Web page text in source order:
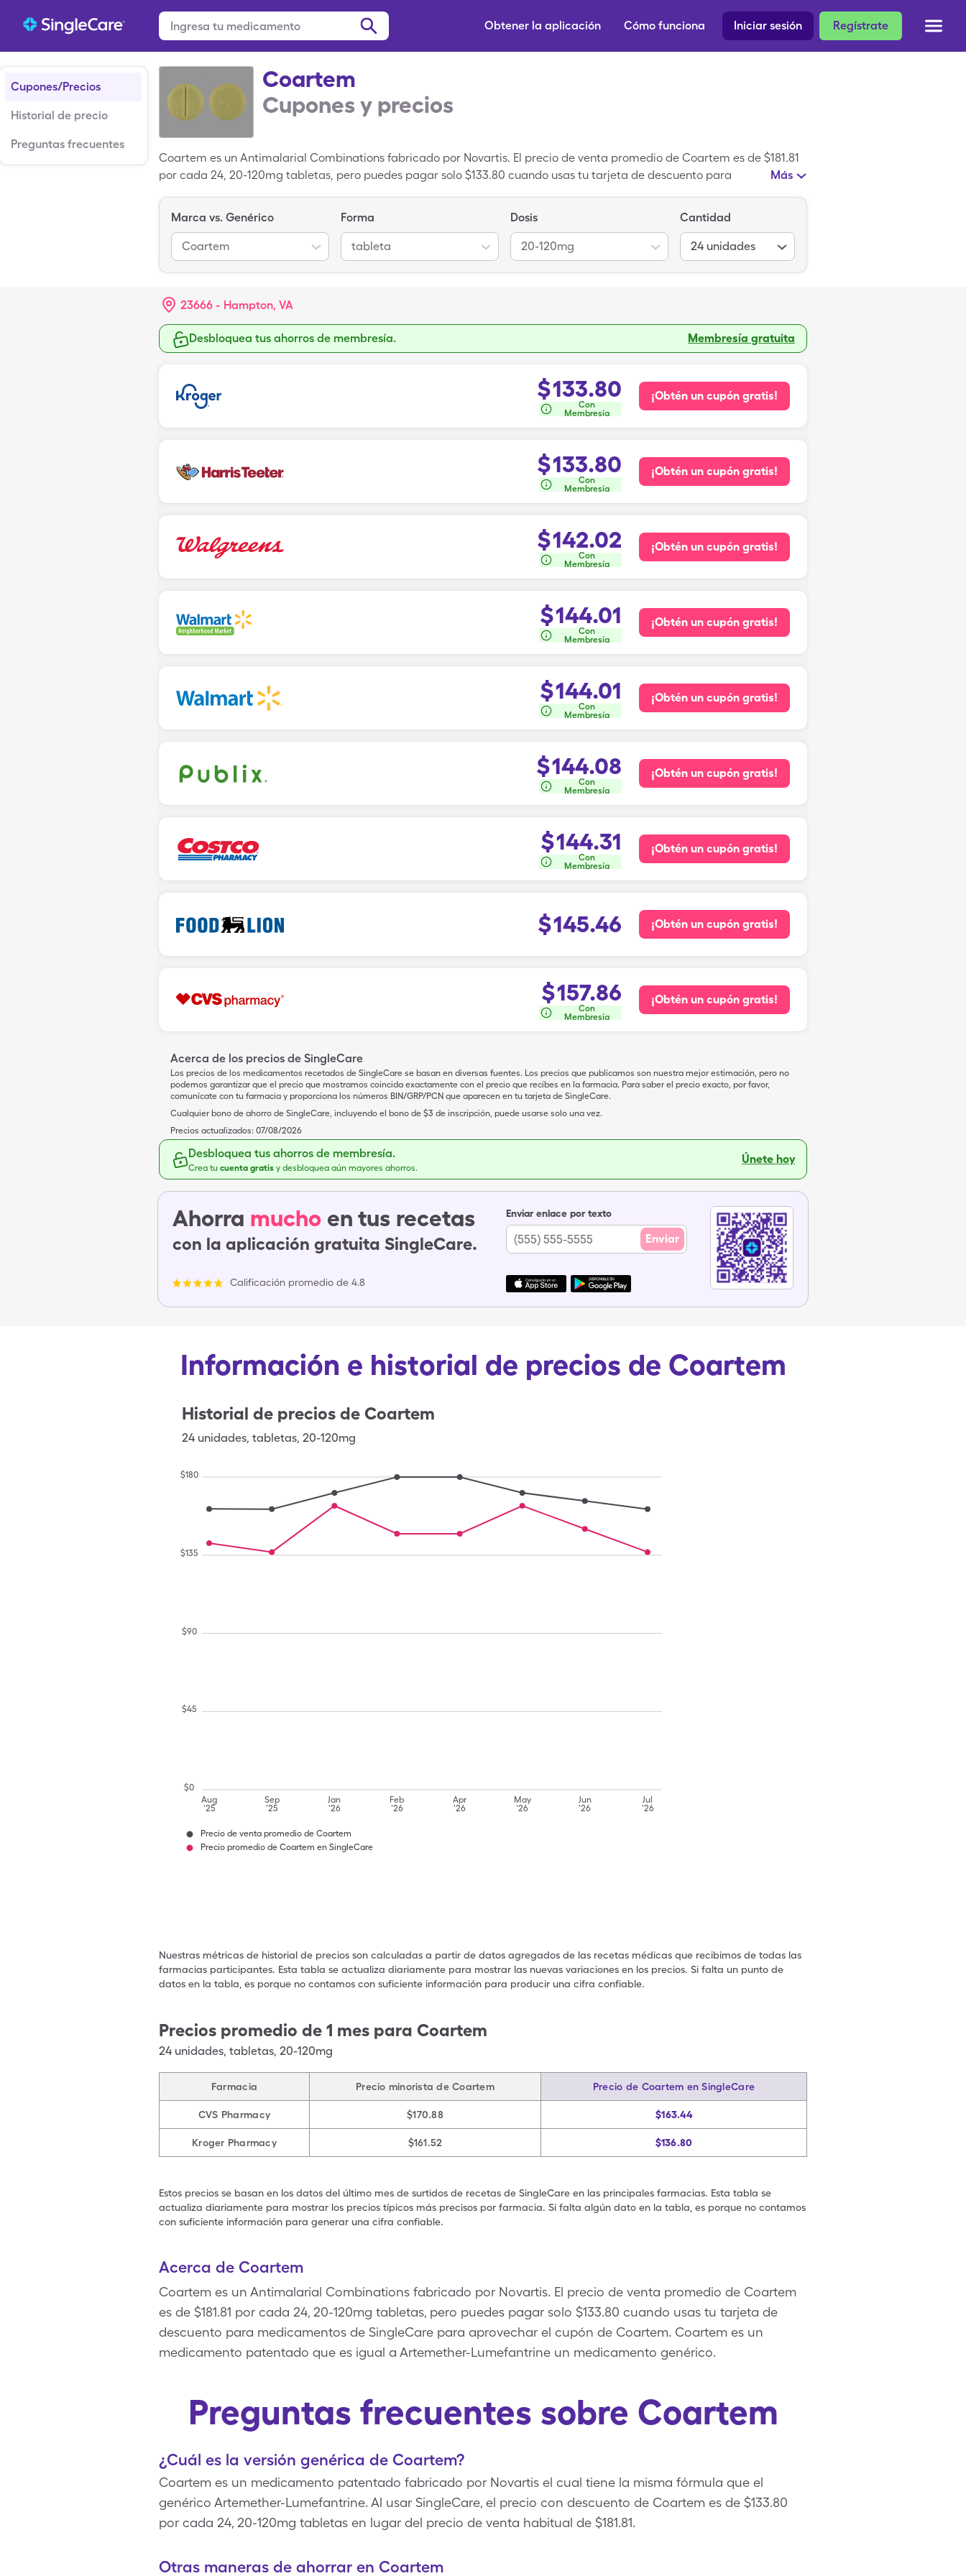
Regístrate
Iniciar sesión
Cómo funciona
Obtener la aplicación
Cupones/Precios
Historial de precio
Preguntas frecuentes
Coartem
Cupones y precios
Coartem es un Antimalarial Combinations fabricado por Novartis. El precio de venta promedio de Coartem es de $181.81
por cada 24, 20-120mg tabletas, pero puedes pagar solo $133.80 cuando usas tu tarjeta de descuento para
igual a Artemether-Lumefantrine un medicamento genérico.
Más
Marca vs. Genérico
Coartem
Forma
tableta
Dosis
20-120mg
Cantidad
24 unidades
23666 - Hampton, VA
Desbloquea tus ahorros de membresía. Membresía gratuita
$133.80
Con
Membresía
¡Obtén un cupón gratis!
$133.80
Con
Membresía
¡Obtén un cupón gratis!
$142.02
Con
Membresía
¡Obtén un cupón gratis!
$144.01
Con
Membresía
¡Obtén un cupón gratis!
$144.01
Con
Membresía
¡Obtén un cupón gratis!
$144.08
Con
Membresía
¡Obtén un cupón gratis!
$144.31
Con
Membresía
¡Obtén un cupón gratis!
$145.46 ¡Obtén un cupón gratis!
$157.86
Con
Membresía
¡Obtén un cupón gratis!
Acerca de los precios de SingleCare
Los precios de los medicamentos recetados de SingleCare se basan en diversas fuentes. Los precios que publicamos son nuestra mejor estimación, pero no
podemos garantizar que el precio que mostramos coincida exactamente con el precio que recibes en la farmacia. Para saber el precio exacto, por favor,
comunícate con tu farmacia y proporciona los números BIN/GRP/PCN que aparecen en tu tarjeta de SingleCare.
Cualquier bono de ahorro de SingleCare, incluyendo el bono de $3 de inscripción, puede usarse solo una vez.
Precios actualizados: 07/08/2026
Desbloquea tus ahorros de membresía.
Crea tu cuenta gratis y desbloquea aún mayores ahorros.
Únete hoy
Ahorra mucho en tus recetas
con la aplicación gratuita SingleCare.
Calificación promedio de 4.8
Enviar enlace por texto
Enviar
Información e historial de precios de Coartem
Historial de precios de Coartem
24 unidades, tabletas, 20-120mg
Aug
'25
Sep
'25
Jan
'26
Feb
'26
Apr
'26
May
'26
Jun
'26
Jul
'26
$0
$45
$90
$135
$180
Precio de venta promedio de Coartem
Precio promedio de Coartem en SingleCare
Nuestras métricas de historial de precios son calculadas a partir de datos agregados de las recetas médicas que recibimos de todas las
farmacias participantes. Esta tabla se actualiza diariamente para mostrar las nuevas variaciones en los precios. Si falta un punto de
datos en la tabla, es porque no contamos con suficiente información para producir una cifra confiable.
Precios promedio de 1 mes para Coartem
24 unidades, tabletas, 20-120mg
Farmacia Precio minorista de Coartem Precio de Coartem en SingleCare
CVS Pharmacy $170.88 $163.44
Kroger Pharmacy $161.52 $136.80
Estos precios se basan en los datos del último mes de surtidos de recetas de SingleCare en las principales farmacias. Esta tabla se
actualiza diariamente para mostrar los precios típicos más precisos por farmacia. Si falta algún dato en la tabla, es porque no contamos
con suficiente información para generar una cifra confiable.
Acerca de Coartem
Coartem es un Antimalarial Combinations fabricado por Novartis. El precio de venta promedio de Coartem
es de $181.81 por cada 24, 20-120mg tabletas, pero puedes pagar solo $133.80 cuando usas tu tarjeta de
descuento para medicamentos de SingleCare para aprovechar el cupón de Coartem. Coartem es un
medicamento patentado que es igual a Artemether-Lumefantrine un medicamento genérico.
Preguntas frecuentes sobre Coartem
¿Cuál es la versión genérica de Coartem?
Coartem es un medicamento patentado fabricado por Novartis el cual tiene la misma fórmula que el
genérico Artemether-Lumefantrine. Al usar SingleCare, el precio con descuento de Coartem es de $133.80
por cada 24, 20-120mg tabletas en lugar del precio de venta habitual de $181.81.
Otras maneras de ahorrar en Coartem